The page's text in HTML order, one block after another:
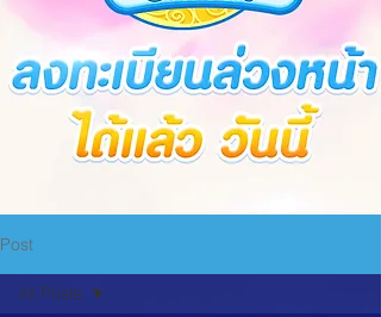
Post
All Posts